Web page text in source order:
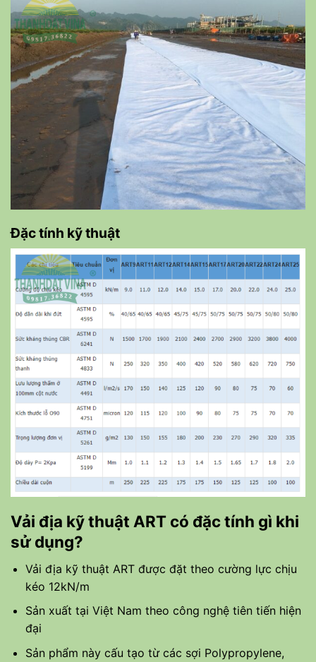
Đặc tính kỹ thuật
Vải địa kỹ thuật ART có đặc tính gì khi
sử dụng?
Vải địa kỹ thuật ART được đặt theo cường lực chịu
kéo 12kN/m
Sản xuất tại Việt Nam theo công nghệ tiên tiến hiện
đại
Sản phẩm này cấu tạo từ các sợi Polypropylene,